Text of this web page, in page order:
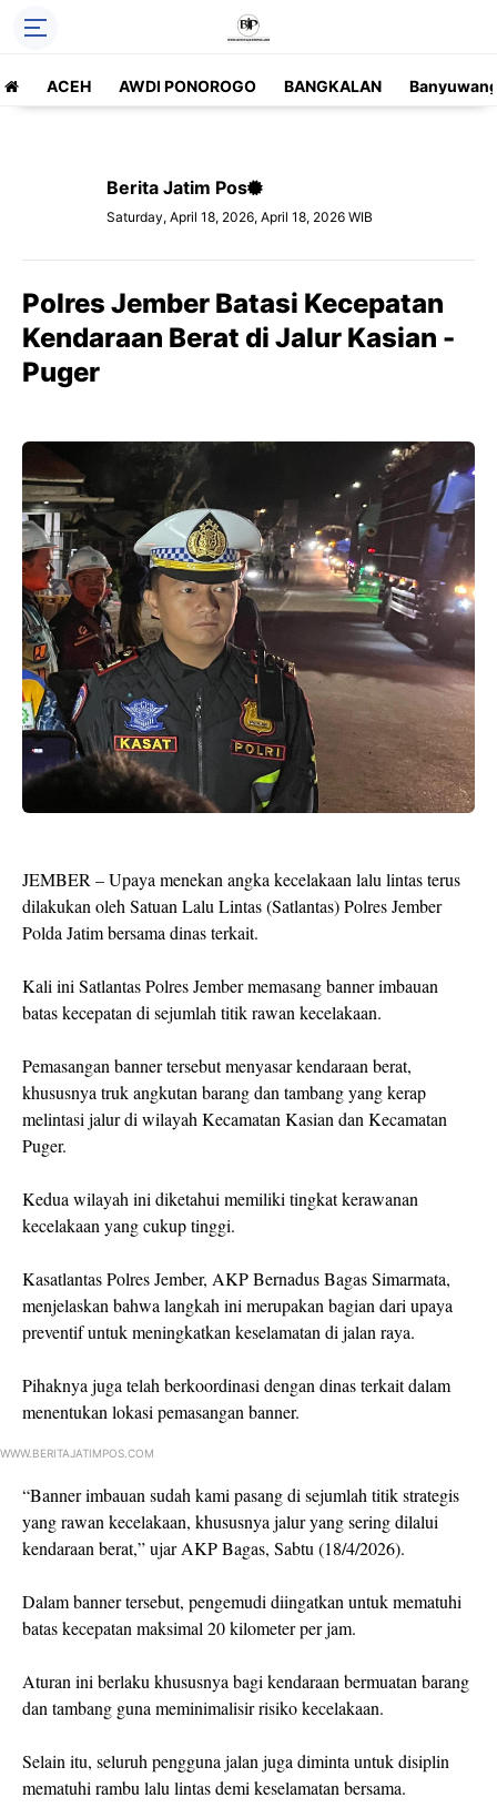
ACEH AWDI PONOROGO BANGKALAN
Berita Jatim Pos
Saturday, April 18, 2026, April 18, 2026 WIB
Polres Jember Batasi Kecepatan
Kendaraan Berat di Jalur Kasian -
Puger
JEMBER – Upaya menekan angka kecelakaan lalu lintas terus
dilakukan oleh Satuan Lalu Lintas (Satlantas) Polres Jember
Polda Jatim bersama dinas terkait.
Kali ini Satlantas Polres Jember memasang banner imbauan
batas kecepatan di sejumlah titik rawan kecelakaan.
Pemasangan banner tersebut menyasar kendaraan berat,
khususnya truk angkutan barang dan tambang yang kerap
melintasi jalur di wilayah Kecamatan Kasian dan Kecamatan
Puger.
Kedua wilayah ini diketahui memiliki tingkat kerawanan
kecelakaan yang cukup tinggi.
Kasatlantas Polres Jember, AKP Bernadus Bagas Simarmata,
menjelaskan bahwa langkah ini merupakan bagian dari upaya
preventif untuk meningkatkan keselamatan di jalan raya.
Pihaknya juga telah berkoordinasi dengan dinas terkait dalam
menentukan lokasi pemasangan banner.
WWW.BERITAJATIMPOS.COM
“Banner imbauan sudah kami pasang di sejumlah titik strategis
yang rawan kecelakaan, khususnya jalur yang sering dilalui
kendaraan berat,” ujar AKP Bagas, Sabtu (18/4/2026).
Dalam banner tersebut, pengemudi diingatkan untuk mematuhi
batas kecepatan maksimal 20 kilometer per jam.
Aturan ini berlaku khususnya bagi kendaraan bermuatan barang
dan tambang guna meminimalisir risiko kecelakaan.
Selain itu, seluruh pengguna jalan juga diminta untuk disiplin
mematuhi rambu lalu lintas demi keselamatan bersama.